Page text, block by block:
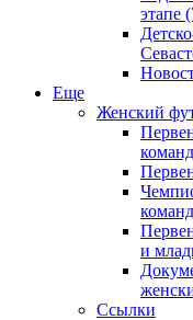
этапе
Еще
Женский
команд
и
Ссылки